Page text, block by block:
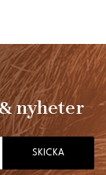
nyheter
SKICKA